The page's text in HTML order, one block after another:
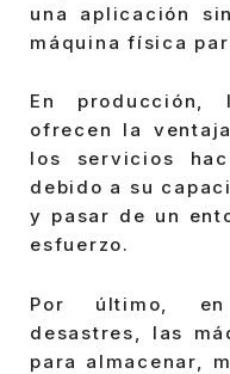
una aplicación
máquina física
En producción,
ofrecen la
los servicios
debido a su
y pasar de un
esfuerzo.
Por último,
desastres, las
para almacenar,